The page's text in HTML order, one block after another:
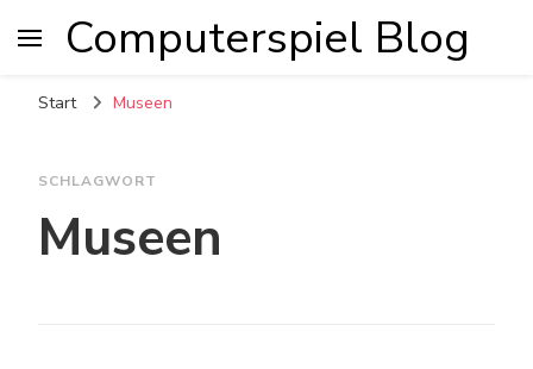
Computerspiel Blog
Start Museen
SCHLAGWORT
Museen